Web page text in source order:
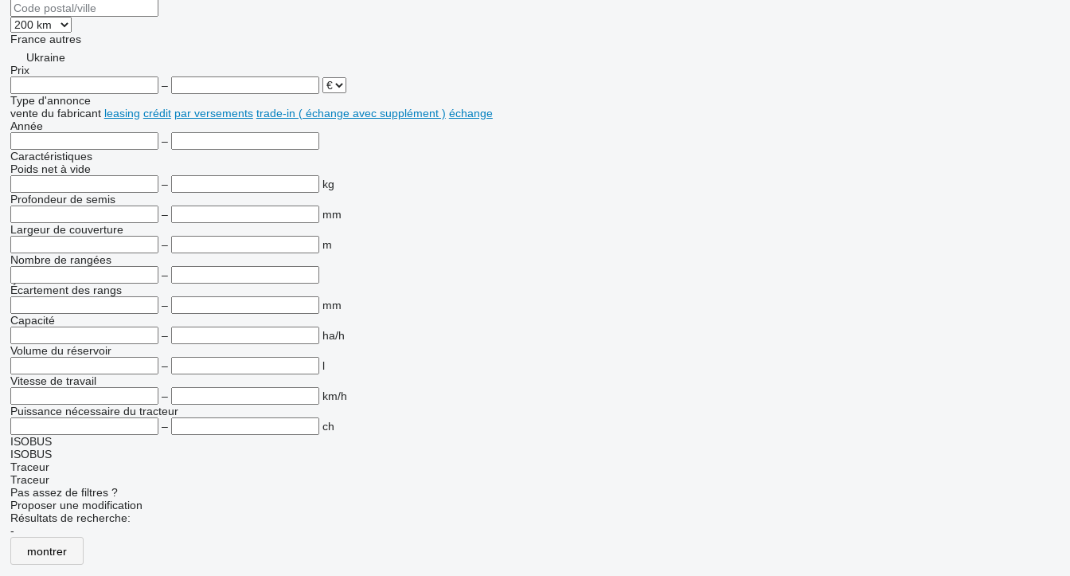
France autres
Ukraine
Prix
–
Type d'annonce
vente du fabricant leasing crédit par versements trade-in ( échange avec supplément ) échange
Année
–
Caractéristiques
Poids net à vide
–
kg
Profondeur de semis
–
mm
Largeur de couverture
–
m
Nombre de rangées
–
Écartement des rangs
–
mm
Capacité
–
ha/h
Volume du réservoir
–
l
Vitesse de travail
–
km/h
Puissance nécessaire du tracteur
–
ch
ISOBUS
ISOBUS
Traceur
Traceur
Pas assez de filtres ?
Proposer une modification
Résultats de recherche:
-
montrer